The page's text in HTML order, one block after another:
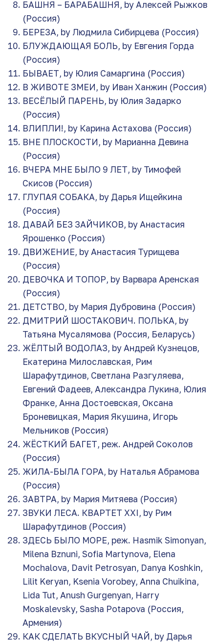
БАШНЯ – БАРАБАШНЯ, by Алексей Рыжков
(Россия)
БЕРЕЗА, by Людмила Сибирцева (Россия)
БЛУЖДАЮЩАЯ БОЛЬ, by Евгения Горда
(Россия)
БЫВАЕТ, by Юлия Самаргина (Россия)
В ЖИВОТЕ ЗМЕИ, by Иван Ханжин (Россия)
ВЕСЁЛЫЙ ПАРЕНЬ, by Юлия Задарко
(Россия)
ВЛИПЛИ!, by Карина Астахова (Россия)
ВНЕ ПЛОСКОСТИ, by Марианна Девина
(Россия)
ВЧЕРА МНЕ БЫЛО 9 ЛЕТ, by Тимофей
Скисов (Россия)
ГЛУПАЯ СОБАКА, by Дарья Ищейкина
(Россия)
ДАВАЙ БЕЗ ЗАЙЧИКОВ, by Анастасия
Ярошенко (Россия)
ДВИЖЕНИЕ, by Анастасия Турищева
(Россия)
ДЕВОЧКА И ТОПОР, by Варвара Аренская
(Россия)
ДЕТСТВО, by Мария Дубровина (Россия)
ДМИТРИЙ ШОСТАКОВИЧ. ПОЛЬКА, by
Татьяна Мусалямова (Россия, Беларусь)
ЖЁЛТЫЙ ВОДОЛАЗ, by Андрей Кузнецов,
Екатерина Милославская, Рим
Шарафутдинов, Светлана Разгуляева,
Евгений Фадеев, Александра Лукина, Юлия
Франке, Анна Достоевская, Оксана
Броневицкая, Мария Якушина, Игорь
Мельников (Россия)
ЖЁСТКИЙ БАГЕТ, реж. Андрей Соколов
(Россия)
ЖИЛА-БЫЛА ГОРА, by Наталья Абрамова
(Россия)
ЗАВТРА, by Мария Митяева (Россия)
ЗВУКИ ЛЕСА. КВАРТЕТ XXI, by Рим
Шарафутдинов (Россия)
ЗДЕСЬ БЫЛО МОРЕ, реж. Hasmik Simonyan,
Milena Bznuni, Sofia Martynova, Elena
Mochalova, Davit Petrosyan, Danya Koshkin,
Lilit Keryan, Ksenia Vorobey, Anna Chuikina,
Lida Tut, Anush Gurgenyan, Harry
Moskalevsky, Sasha Potapova (Россия,
Армения)
КАК СДЕЛАТЬ ВКУСНЫЙ ЧАЙ, by Дарья